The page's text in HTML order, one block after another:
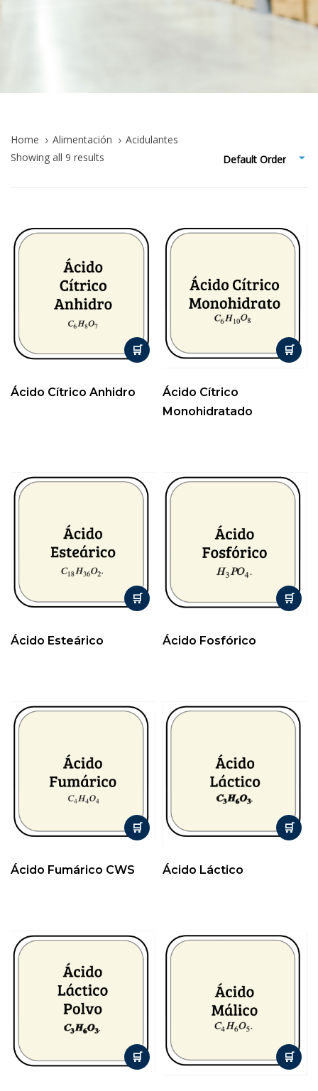
Home Alimentación
Acidulantes
Showing all 9 results
Default Order
Ácido Cítrico Anhidro
Ácido Cítrico
Monohidratado
Ácido Esteárico Ácido Fosfórico
Ácido Fumárico CWS Ácido Láctico